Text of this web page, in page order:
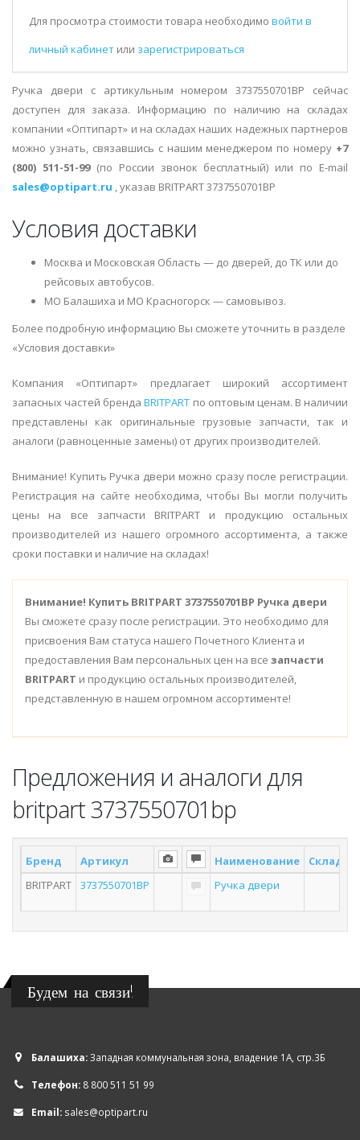
Для просмотра стоимости товара необходимо войти в
личный кабинет или зарегистрироваться
Ручка двери с артикульным номером 3737550701BP сейчас
доступен для заказа. Информацию по наличию на складах
компании «Оптипарт» и на складах наших надежных партнеров
можно узнать, связавшись с нашим менеджером по номеру +7
(800) 511-51-99(по России звонок бесплатный) или по E-mail
sales@optipart.ru , указав BRITPART 3737550701BP
Условия доставки
Москва и Московская Область — до дверей, до ТК или до
рейсовых автобусов.
МО Балашиха и МО Красногорск — самовывоз.
Более подробную информацию Вы сможете уточнить в разделе
«Условия доставки»
Компания «Оптипарт» предлагает широкий ассортимент
запасных частей брендаBRITPART по оптовым ценам. В наличии
представлены как оригинальные грузовые запчасти, так и
аналоги (равноценные замены) от других производителей.
Внимание! Купить Ручка двери можно сразу после регистрации.
Регистрация на сайте необходима, чтобы Вы могли получить
цены на все запчасти BRITPART и продукцию остальных
производителей из нашего огромного ассортимента, а также
сроки поставки и наличие на складах!
Внимание! Купить BRITPART 3737550701BP Ручка двери
Вы сможете сразу после регистрации. Это необходимо для
присвоения Вам статуса нашего Почетного Клиента и
предоставления Вам персональных цен на все запчасти
BRITPART и продукцию остальных производителей,
представленную в нашем огромном ассортименте!
Предложения и аналоги для
britpart 3737550701bp
Бренд Артикул Наименование
Склад *
BRITPART
3737550701BP Ручка двери
Будем на связи!
Балашиха:Западная коммунальная зона, владение 1А, стр.3Б
Телефон: 8 800 511 51 99
Email: sales@optipart.ru